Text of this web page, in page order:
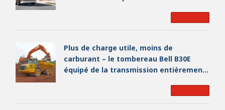
Plus de charge utile, moins de
carburant – le tombereau Bell B30E
équipé de la transmission entièrement